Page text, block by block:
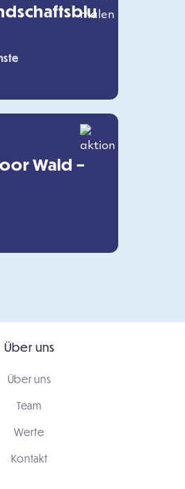
Wald –
Über uns
Über uns
Team
Werte
Kontakt